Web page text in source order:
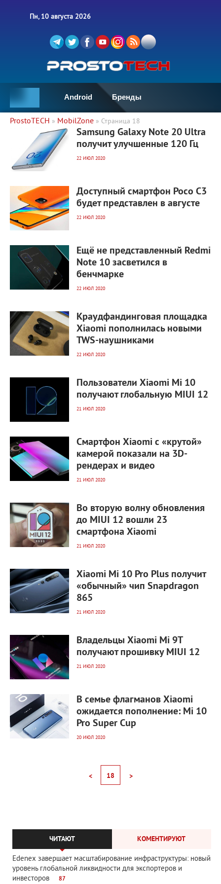
Пн, 10 августа 2026
Android Бренды
ProstoTECH » MobilZone » Страница 18
3 684 0
Samsung Galaxy Note 20 Ultra
получит улучшенные 120 Гц
22 ИЮЛ 2020
Доступный смартфон Poco C3
будет представлен в августе
22 ИЮЛ 2020
Ещё не представленный Redmi
Note 10 засветился в
бенчмарке
22 ИЮЛ 2020
Краудфандинговая площадка
Xiaomi пополнилась новыми
TWS-наушниками
22 ИЮЛ 2020
Пользователи Xiaomi Mi 10
получают глобальную MIUI 12
21 ИЮЛ 2020
Смартфон Xiaomi с «крутой»
камерой показали на 3D-
рендерах и видео
21 ИЮЛ 2020
Во вторую волну обновления
до MIUI 12 вошли 23
смартфона Xiaomi
21 ИЮЛ 2020
Xiaomi Mi 10 Pro Plus получит
«обычный» чип Snapdragon
865
21 ИЮЛ 2020
Владельцы Xiaomi Mi 9T
получают прошивку MIUI 12
21 ИЮЛ 2020
В семье флагманов Xiaomi
ожидается пополнение: Mi 10
Pro Super Cup
20 ИЮЛ 2020
< 18 >
ЧИТАЮТ КОМЕНТИРУЮТ
Edenex завершает масштабирование инфраструктуры: новый
уровень глобальной ликвидности для экспортеров и
инвесторов
87